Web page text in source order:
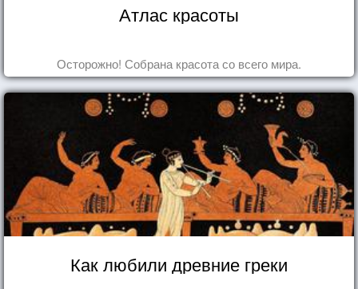
Атлас красоты
Осторожно! Собрана красота со всего мира.
Как любили древние греки